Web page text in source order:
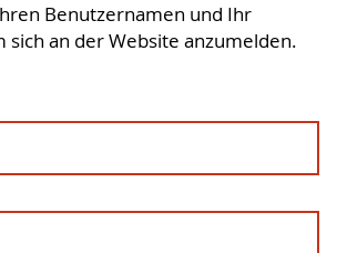
Benutzernamen und Ihr
sich an der Website anzumelden.